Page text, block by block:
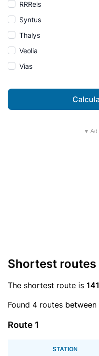
RRReis
Syntus
Thalys
Veolia
Vias
▼ Ad
Shortest routes
The shortest route is
Found 4 routes
Route 1
STATION